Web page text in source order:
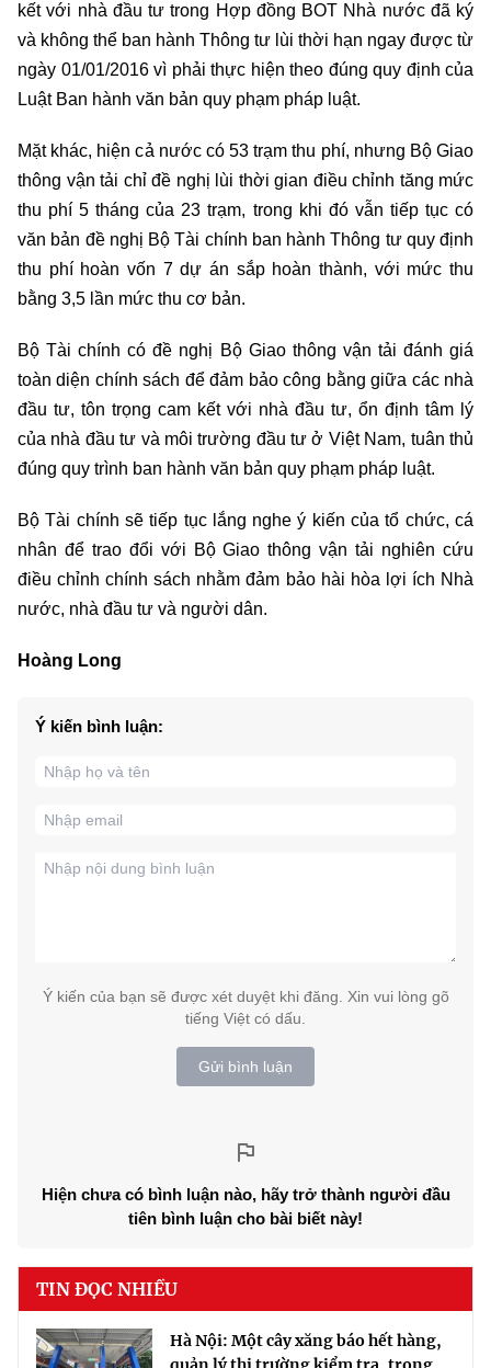
kết với nhà đầu tư trong Hợp đồng BOT Nhà nước đã ký
và không thể ban hành Thông tư lùi thời hạn ngay được từ
ngày 01/01/2016 vì phải thực hiện theo đúng quy định của
Luật Ban hành văn bản quy phạm pháp luật.
Mặt khác, hiện cả nước có 53 trạm thu phí, nhưng Bộ Giao
thông vận tải chỉ đề nghị lùi thời gian điều chỉnh tăng mức
thu phí 5 tháng của 23 trạm, trong khi đó vẫn tiếp tục có
văn bản đề nghị Bộ Tài chính ban hành Thông tư quy định
thu phí hoàn vốn 7 dự án sắp hoàn thành, với mức thu
bằng 3,5 lần mức thu cơ bản.
Bộ Tài chính có đề nghị Bộ Giao thông vận tải đánh giá
toàn diện chính sách để đảm bảo công bằng giữa các nhà
đầu tư, tôn trọng cam kết với nhà đầu tư, ổn định tâm lý
của nhà đầu tư và môi trường đầu tư ở Việt Nam, tuân thủ
đúng quy trình ban hành văn bản quy phạm pháp luật.
Bộ Tài chính sẽ tiếp tục lắng nghe ý kiến của tổ chức, cá
nhân để trao đổi với Bộ Giao thông vận tải nghiên cứu
điều chỉnh chính sách nhằm đảm bảo hài hòa lợi ích Nhà
nước, nhà đầu tư và người dân.
Hoàng Long
Ý kiến bình luận:
Ý kiến của bạn sẽ được xét duyệt khi đăng. Xin vui lòng gõ
tiếng Việt có dấu.
Gửi bình luận
Hiện chưa có bình luận nào, hãy trở thành người đầu
tiên bình luận cho bài biết này!
TIN ĐỌC NHIỀU
Hà Nội: Một cây xăng báo hết hàng,